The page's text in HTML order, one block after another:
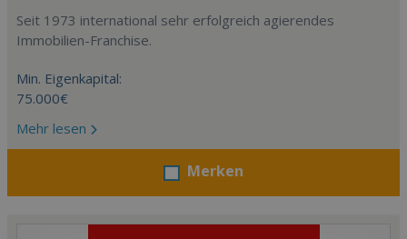
Seit 1973 international sehr erfolgreich agierendes
Immobilien-Franchise.
Min. Eigenkapital:
75.000€
Mehr lesen
Merken